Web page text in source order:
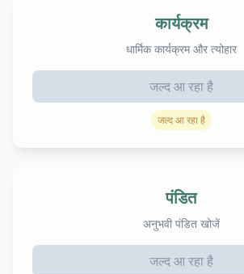
कार्यक्रम
धार्मिक कार्यक्रम और त्योहार
जल्द आ रहा है
जल्द आ रहा है
पंडित
अनुभवी पंडित खोजें
जल्द आ रहा है